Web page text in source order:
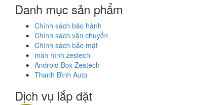
Danh mục sản phẩm
Chính sách bảo hành
Chính sách vận chuyển
Chính sách bảo mật
màn hình zestech
Android Box Zestech
Thanh Bình Auto
Dịch vụ lắp đặt